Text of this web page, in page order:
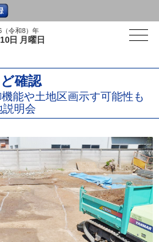
（令和8）年
日 月曜日
確認
能や土地区画示す可能性も
説明会